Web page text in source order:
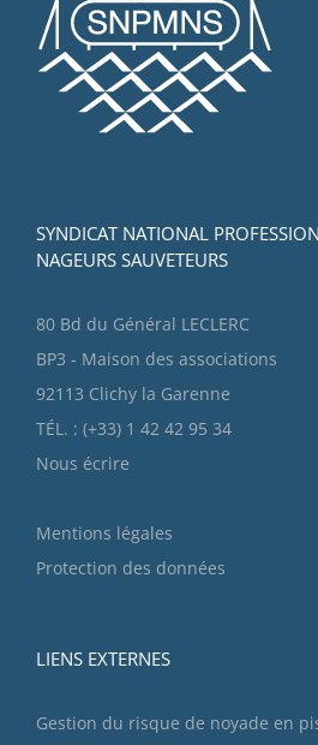
SYNDICAT NATIONAL
NAGEURS SAUVETEURS
80 Bd du Général LECLERC
BP3 - Maison des associations
92113 Clichy la Garenne
TÉL. : (+33) 1 42 42 95 34
Nous écrire
Mentions légales
Protection des données
LIENS EXTERNES
Gestion du risque de noyade en